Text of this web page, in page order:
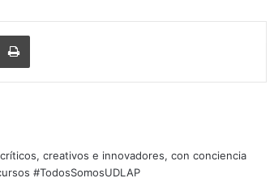
Email Print
creativos e innovadores, con conciencia
#TodosSomosUDLAP